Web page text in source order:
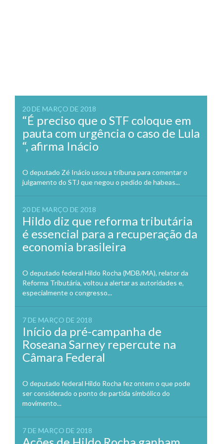
20 DE MARÇO DE 2018
“É preciso que o STF coloque em
pauta com urgência o caso de Lula
“, afirma Inácio
O deputado Zé Inácio usou a tribuna para comentar o
julgamento do STJ que negou o pedido de habeas...
20 DE MARÇO DE 2018
Hildo diz que reforma tributária
é essencial para a recuperação da
economia brasileira
O deputado federal Hildo Rocha (MDB/MA), relator da
Reforma Tributária, voltou a alertar as autoridades e,
especialmente o congresso...
7 DE MARÇO DE 2018
Início da pré-campanha de
Roseana Sarney repercute na
Câmara Federal
O deputado federal Hildo Rocha fez ontem o que pode
ser considerado o ponto de partida simbólico do
movimento...
7 DE MARÇO DE 2018